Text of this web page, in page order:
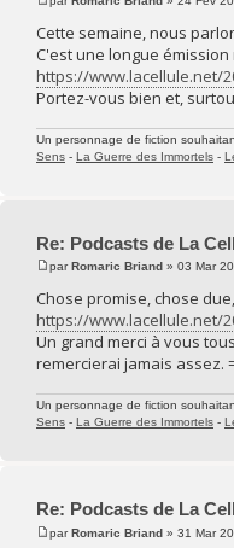
Cette semaine, nous
C'est une longue
https://www.lacellule.net/
Portez-vous bien et,
Un personnage de fiction
Sens - La Guerre des Immortels -
Re: Podcasts de La
parRomaric Briand » 03 Mar
Chose promise, chose
https://www.lacellule.net/
Un grand merci à vous
remercierai jamais assez.
Un personnage de fiction
Sens - La Guerre des Immortels -
Re: Podcasts de La
parRomaric Briand » 31 Mar